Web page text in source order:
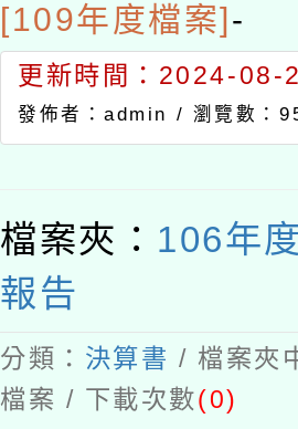
[109年度檔案] -
更新時間：2024-08-
發佈者：admin / 瀏覽數：
檔案夾： 106年
報告
分類： 決算書 / 檔案夾
檔案 / 下載次數(0)